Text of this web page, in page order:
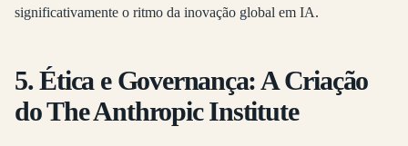
significativamente o ritmo da inovação global em IA.
5. Ética e Governança: A Criação
do The Anthropic Institute